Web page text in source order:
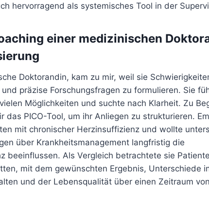
hervorragend als systemisches Tool in der
einer medizinischen
Doktorandin, kam zu mir, weil sie
präzise Forschungsfragen zu formulieren. Sie
Möglichkeiten und suchte nach Klarheit. Zu
das PICO-Tool, um ihr Anliegen zu strukturieren.
mit chronischer Herzinsuffizienz und wollte
über Krankheitsmanagement langfristig die
beeinflussen. Als Vergleich betrachtete sie
mit dem gewünschten Ergebnis, Unterschiede
und der Lebensqualität über einen Zeitraum